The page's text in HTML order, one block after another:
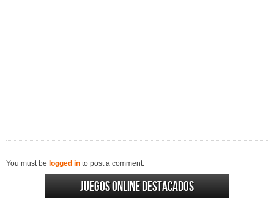
You must be logged in to post a comment.
Juegos online destacados